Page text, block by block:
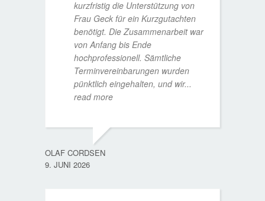
kurzfristig die Unterstützung von
Frau Geck für ein Kurzgutachten
benötigt. Die Zusammenarbeit war
von Anfang bis Ende
hochprofessionell. Sämtliche
Terminvereinbarungen wurden
pünktlich eingehalten, und wir...
read more
OLAF CORDSEN
9. JUNI 2026